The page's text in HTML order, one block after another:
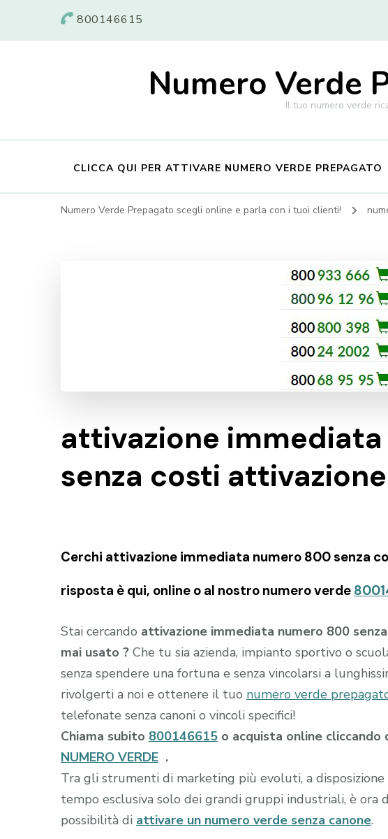
800146615
Numero Verde
Il tuo numero verde
CLICCA QUI PER ATTIVARE NUMERO VERDE PREPAGATO
Numero Verde Prepagato scegli online e parla con i tuoi clienti!
attivazione
senza costi
Cerchi attivazione immediata numero 800 senza
risposta è qui, online o al nostro numero verde
Stai cercando attivazione immediata numero 800
mai usato ? Che tu sia azienda, impianto sportivo o
senza spendere una fortuna e senza vincolarsi a
rivolgerti a noi e ottenere il tuo numero verde
telefonate senza canoni o vincoli specifici!
Chiama subito 800146615 o acquista online cliccando
NUMERO VERDE .
Tra gli strumenti di marketing più evoluti, a
tempo esclusiva solo dei grandi gruppi industriali, è ora
possibilità di attivare un numero verde senza canone.